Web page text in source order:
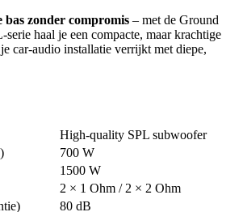
zonder compromis – met de Ground
haal je een compacte, maar krachtige
car-audio installatie verrijkt met diepe,
High-quality SPL subwoofer
700 W
1500 W
2 × 1 Ohm / 2 × 2 Ohm
80 dB